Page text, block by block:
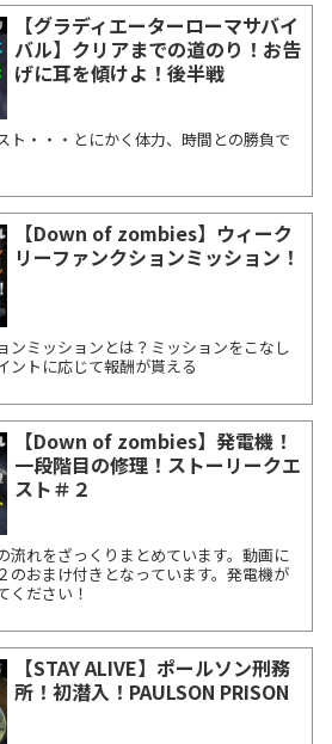
【グラディエーターローマサバイ
バル】クリアまでの道のり！お告
げに耳を傾けよ！後半戦
ト・・・とにかく体力、時間との勝負で
【Down of zombies】ウィーク
リーファンクションミッション！
ンミッションとは？ミッションをこなし
ントに応じて報酬が貰える
【Down of zombies】発電機！
一段階目の修理！ストーリークエ
スト＃２
流れをざっくりまとめています。動画に
のおまけ付きとなっています。発電機が
ください！
【STAY ALIVE】ポールソン刑務
所！初潜入！PAULSON PRISON